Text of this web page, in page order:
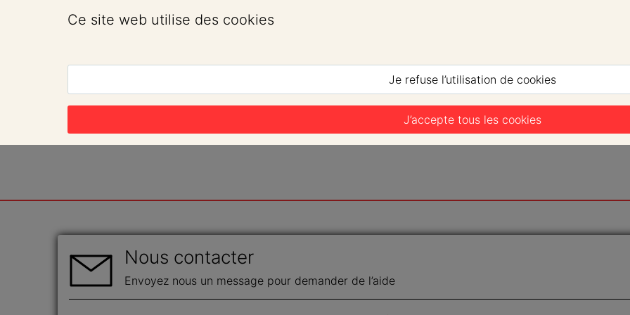
Ce site web utilise des cookies
Je refuse l’utilisation de cookies
J’accepte tous les cookies
Nous contacter
Envoyez nous un message pour demander de l’aide